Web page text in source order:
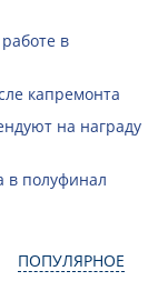
в
капремонта
на награду
в полуфинал
ПОПУЛЯРНОЕ